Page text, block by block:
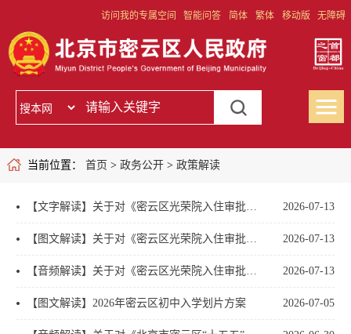
访问我的专属空间 智能问答 简体 繁体 移动版 无障碍
当前位置： 首页 > 政务公开> 政策解读
【文字解读】关于对《密云区光荣院入住审批及收费管理办法（试行）》的政策解读 2026-07-13
【图文解读】关于对《密云区光荣院入住审批及收费管理办法（试行）》的政策解读 2026-07-13
【音频解读】关于对《密云区光荣院入住审批及收费管理办法（试行）》的政策解读 2026-07-13
【图文解读】2026年密云区初中入学划片方案 2026-07-05